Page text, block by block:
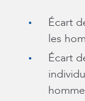
Écart
les
Écart